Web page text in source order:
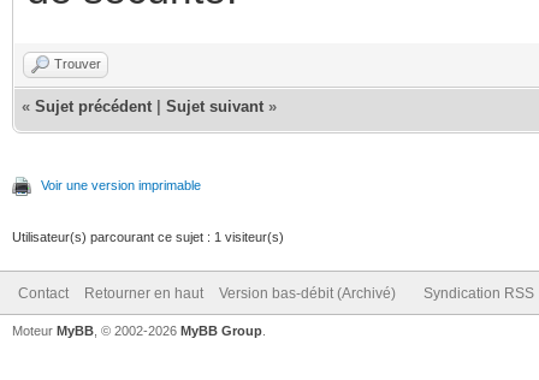
Trouver
« Sujet précédent Sujet suivant »
Voir une version imprimable
Utilisateur(s) parcourant ce sujet : 1 visiteur(s)
Contact Retourner en haut Version bas-débit (Archivé) Syndication RSS
Moteur MyBB , © 2002-2026 MyBB Group